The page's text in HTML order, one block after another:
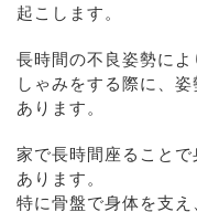
起こします。
長時間の不良姿勢に
しゃみをする際に、
あります。
家で長時間座ること
あります。
特に骨盤で身体を支